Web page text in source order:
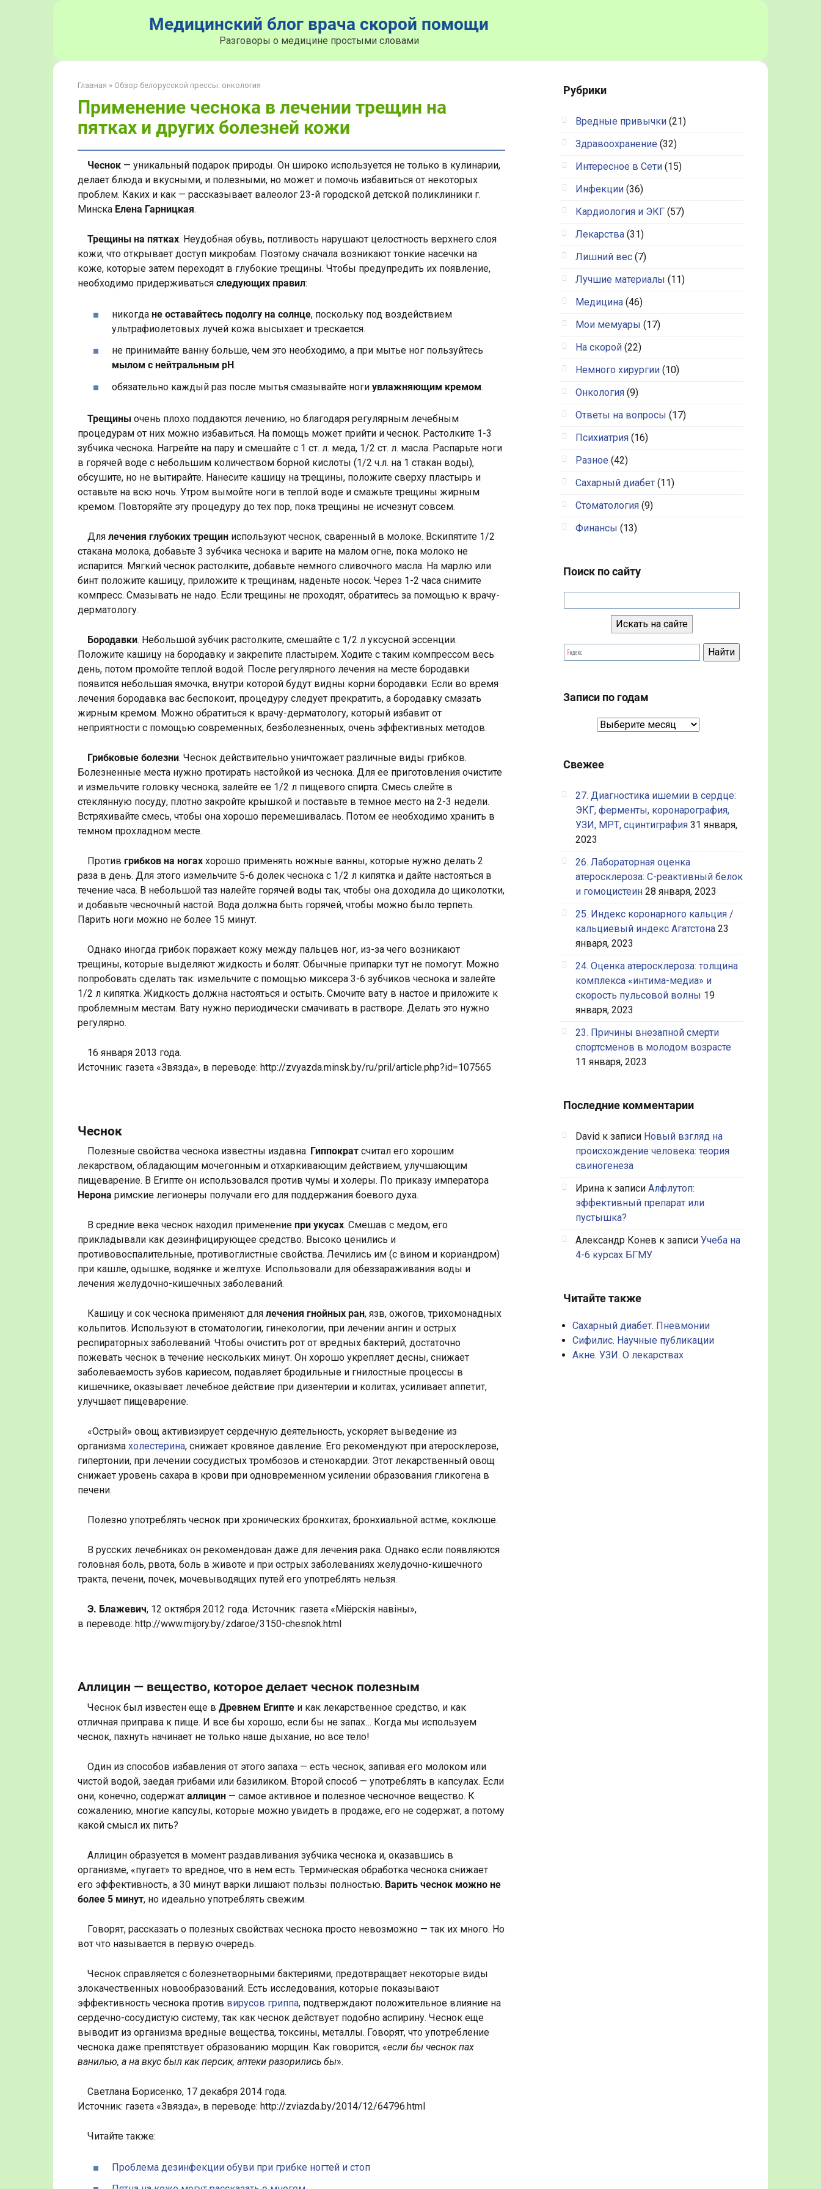
Медицинский блог врача скорой помощи
Разговоры о медицине простыми словами
Главная » Обзор белорусской прессы: онкология
Применение чеснока в лечении трещин на
пятках и других болезней кожи
Чеснок — уникальный подарок природы. Он широко используется не только в кулинарии,
делает блюда и вкусными, и полезными, но может и помочь избавиться от некоторых
проблем. Каких и как — рассказывает валеолог 23-й городской детской поликлиники г.
Минска Елена Гарницкая.
Трещины на пятках. Неудобная обувь, потливость нарушают целостность верхнего слоя
кожи, что открывает доступ микробам. Поэтому сначала возникают тонкие насечки на
коже, которые затем переходят в глубокие трещины. Чтобы предупредить их появление,
необходимо придерживаться следующих правил:
никогда не оставайтесь подолгу на солнце, поскольку под воздействием
ультрафиолетовых лучей кожа высыхает и трескается.
не принимайте ванну больше, чем это необходимо, а при мытье ног пользуйтесь
мылом с нейтральным pH.
обязательно каждый раз после мытья смазывайте ноги увлажняющим кремом.
Трещины очень плохо поддаются лечению, но благодаря регулярным лечебным
процедурам от них можно избавиться. На помощь может прийти и чеснок. Растолките 1-3
зубчика чеснока. Нагрейте на пару и смешайте с 1 ст. л. меда, 1/2 ст. л. масла. Распарьте ноги
в горячей воде с небольшим количеством борной кислоты (1/2 ч.л. на 1 стакан воды),
обсушите, но не вытирайте. Нанесите кашицу на трещины, положите сверху пластырь и
оставьте на всю ночь. Утром вымойте ноги в теплой воде и смажьте трещины жирным
кремом. Повторяйте эту процедуру до тех пор, пока трещины не исчезнут совсем.
Для лечения глубоких трещин используют чеснок, сваренный в молоке. Вскипятите 1/2
стакана молока, добавьте 3 зубчика чеснока и варите на малом огне, пока молоко не
испарится. Мягкий чеснок растолките, добавьте немного сливочного масла. На марлю или
бинт положите кашицу, приложите к трещинам, наденьте носок. Через 1-2 часа снимите
компресс. Смазывать не надо. Если трещины не проходят, обратитесь за помощью к врачу-
дерматологу.
Бородавки. Небольшой зубчик растолките, смешайте с 1/2 л уксусной эссенции.
Положите кашицу на бородавку и закрепите пластырем. Ходите с таким компрессом весь
день, потом промойте теплой водой. После регулярного лечения на месте бородавки
появится небольшая ямочка, внутри которой будут видны корни бородавки. Если во время
лечения бородавка вас беспокоит, процедуру следует прекратить, а бородавку смазать
жирным кремом. Можно обратиться к врачу-дерматологу, который избавит от
неприятности с помощью современных, безболезненных, очень эффективных методов.
Грибковые болезни. Чеснок действительно уничтожает различные виды грибков.
Болезненные места нужно протирать настойкой из чеснока. Для ее приготовления очистите
и измельчите головку чеснока, залейте ее 1/2 л пищевого спирта. Смесь слейте в
стеклянную посуду, плотно закройте крышкой и поставьте в темное место на 2-3 недели.
Встряхивайте смесь, чтобы она хорошо перемешивалась. Потом ее необходимо хранить в
темном прохладном месте.
Против грибков на ногах хорошо применять ножные ванны, которые нужно делать 2
раза в день. Для этого измельчите 5-6 долек чеснока с 1/2 л кипятка и дайте настояться в
течение часа. В небольшой таз налейте горячей воды так, чтобы она доходила до щиколотки,
и добавьте чесночный настой. Вода должна быть горячей, чтобы можно было терпеть.
Парить ноги можно не более 15 минут.
Однако иногда грибок поражает кожу между пальцев ног, из-за чего возникают
трещины, которые выделяют жидкость и болят. Обычные припарки тут не помогут. Можно
попробовать сделать так: измельчите с помощью миксера 3-6 зубчиков чеснока и залейте
1/2 л кипятка. Жидкость должна настояться и остыть. Смочите вату в настое и приложите к
проблемным местам. Вату нужно периодически смачивать в растворе. Делать это нужно
регулярно.
16 января 2013 года.
Источник: газета «Звязда», в переводе: http://zvyazda.minsk.by/ru/pril/article.php?id=107565
Чеснок
Полезные свойства чеснока известны издавна. Гиппократ считал его хорошим
лекарством, обладающим мочегонным и отхаркивающим действием, улучшающим
пищеварение. В Египте он использовался против чумы и холеры. По приказу императора
Нерона римские легионеры получали его для поддержания боевого духа.
В средние века чеснок находил применение при укусах. Смешав с медом, его
прикладывали как дезинфицирующее средство. Высоко ценились и
противовоспалительные, противоглистные свойства. Лечились им (с вином и кориандром)
при кашле, одышке, водянке и желтухе. Использовали для обеззараживания воды и
лечения желудочно-кишечных заболеваний.
Кашицу и сок чеснока применяют для лечения гнойных ран, язв, ожогов, трихомонадных
кольпитов. Используют в стоматологии, гинекологии, при лечении ангин и острых
респираторных заболеваний. Чтобы очистить рот от вредных бактерий, достаточно
пожевать чеснок в течение нескольких минут. Он хорошо укрепляет десны, снижает
заболеваемость зубов кариесом, подавляет бродильные и гнилостные процессы в
кишечнике, оказывает лечебное действие при дизентерии и колитах, усиливает аппетит,
улучшает пищеварение.
«Острый» овощ активизирует сердечную деятельность, ускоряет выведение из
организма холестерина, снижает кровяное давление. Его рекомендуют при атеросклерозе,
гипертонии, при лечении сосудистых тромбозов и стенокардии. Этот лекарственный овощ
снижает уровень сахара в крови при одновременном усилении образования гликогена в
печени.
Полезно употреблять чеснок при хронических бронхитах, бронхиальной астме, коклюше.
В русских лечебниках он рекомендован даже для лечения рака. Однако если появляются
головная боль, рвота, боль в животе и при острых заболеваниях желудочно-кишечного
тракта, печени, почек, мочевыводящих путей его употреблять нельзя.
Э. Блажевич, 12 октября 2012 года. Источник: газета «Міёрскія навіны»,
в переводе: http://www.mijory.by/zdaroe/3150-chesnok.html
Аллицин — вещество, которое делает чеснок полезным
Чеснок был известен еще в Древнем Египте и как лекарственное средство, и как
отличная приправа к пище. И все бы хорошо, если бы не запах… Когда мы используем
чеснок, пахнуть начинает не только наше дыхание, но все тело!
Один из способов избавления от этого запаха — есть чеснок, запивая его молоком или
чистой водой, заедая грибами или базиликом. Второй способ — употреблять в капсулах. Если
они, конечно, содержат аллицин — самое активное и полезное чесночное вещество. К
сожалению, многие капсулы, которые можно увидеть в продаже, его не содержат, а потому
какой смысл их пить?
Аллицин образуется в момент раздавливания зубчика чеснока и, оказавшись в
организме, «пугает» то вредное, что в нем есть. Термическая обработка чеснока снижает
его эффективность, а 30 минут варки лишают пользы полностью. Варить чеснок можно не
более 5 минут, но идеально употреблять свежим.
Говорят, рассказать о полезных свойствах чеснока просто невозможно — так их много. Но
вот что называется в первую очередь.
Чеснок справляется с болезнетворными бактериями, предотвращает некоторые виды
злокачественных новообразований. Есть исследования, которые показывают
эффективность чеснока против вирусов гриппа, подтверждают положительное влияние на
сердечно-сосудистую систему, так как чеснок действует подобно аспирину. Чеснок еще
выводит из организма вредные вещества, токсины, металлы. Говорят, что употребление
чеснока даже препятствует образованию морщин. Как говорится, «если бы чеснок пах
ванилью, а на вкус был как персик, аптеки разорились бы».
Светлана Борисенко, 17 декабря 2014 года.
Источник: газета «Звязда», в переводе: http://zviazda.by/2014/12/64796.html
Читайте также:
Проблема дезинфекции обуви при грибке ногтей и стоп
Рубрики
Вредные привычки (21)
Здравоохранение (32)
Интересное в Сети (15)
Инфекции (36)
Кардиология и ЭКГ (57)
Лекарства (31)
Лишний вес (7)
Лучшие материалы (11)
Медицина (46)
Мои мемуары (17)
На скорой (22)
Немного хирургии (10)
Онкология (9)
Ответы на вопросы (17)
Психиатрия (16)
Разное (42)
Сахарный диабет (11)
Стоматология (9)
Финансы (13)
Поиск по сайту
Записи по годам
Свежее
27. Диагностика ишемии в сердце:
ЭКГ, ферменты, коронарография,
УЗИ, МРТ, сцинтиграфия 31 января,
2023
26. Лабораторная оценка
атеросклероза: С-реактивный белок
и гомоцистеин 28 января, 2023
25. Индекс коронарного кальция /
кальциевый индекс Агатстона 23
января, 2023
24. Оценка атеросклероза: толщина
комплекса «интима-медиа» и
скорость пульсовой волны 19
января, 2023
23. Причины внезапной смерти
спортсменов в молодом возрасте
11 января, 2023
Последние комментарии
David к записи Новый взгляд на
происхождение человека: теория
свиногенеза
Ирина к записи Алфлутоп:
эффективный препарат или
пустышка?
Александр Конев к записи Учеба на
4-6 курсах БГМУ
Читайте также
Сахарный диабет. Пневмонии
Сифилис. Научные публикации
Акне. УЗИ. О лекарствах